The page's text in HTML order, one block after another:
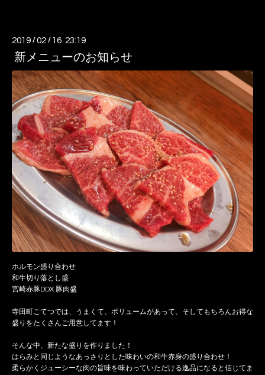
2019 /02 / 16 23:19
新メニューのお知らせ
ホルモン盛り合わせ
和牛切り落とし盛
宮崎赤豚DDX 豚肉盛
寺田町こてつでは、うまくて、ボリュームがあって、そしてもちろんお得な
盛りをたくさんご用意してます！
そんな中、新たな盛りを作りました！
はらみと同じようなあっさりとした味わいの和牛赤身の盛り合わせ！
柔らかくジューシーな肉の旨味を味わっていただける逸品になると信じてま